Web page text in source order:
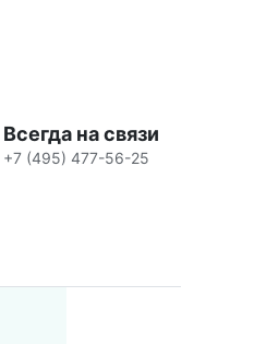
Всегда на связи
+7 (495) 477-56-25